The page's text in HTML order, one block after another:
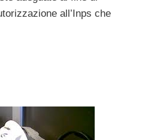
all’Inps che